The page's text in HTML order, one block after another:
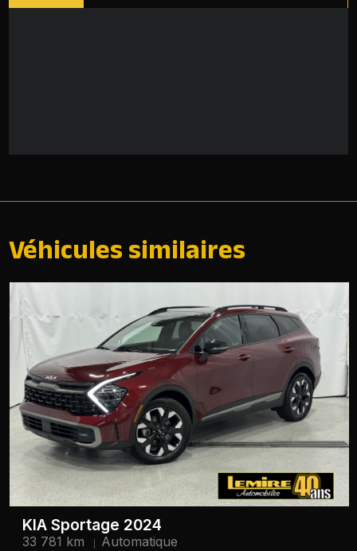
Véhicules similaires
KIA Sportage 2024
33 781 km Automatique